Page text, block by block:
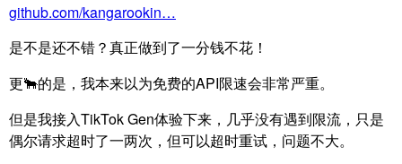
github.com/kangarookin…
是不是还不错？真正做到了一分钱不花！
更🐂的是，我本来以为免费的API限速会非常严重。
但是我接入TikTok Gen体验下来，几乎没有遇到限流，只是
偶尔请求超时了一两次，但可以超时重试，问题不大。